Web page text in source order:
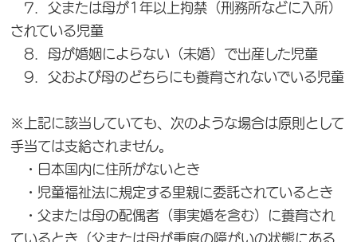
7．父または母が1年以上拘禁（刑務所などに入所）
されている児童
8．母が婚姻によらない（未婚）で出産した児童
9．父および母のどちらにも養育されないでいる児童
※上記に該当していても、次のような場合は原則として
手当ては支給されません。
・日本国内に住所がないとき
・児童福祉法に規定する里親に委託されているとき
・父または母の配偶者（事実婚を含む）に養育され
ているとき（父または母が重度の障がいの状態にある